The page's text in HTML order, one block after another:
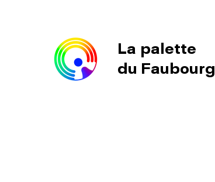
La palette
du Faubourg